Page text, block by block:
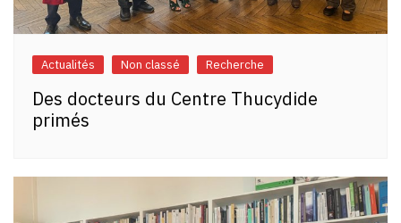
Actualités Non classé Recherche
Des docteurs du Centre Thucydide
primés